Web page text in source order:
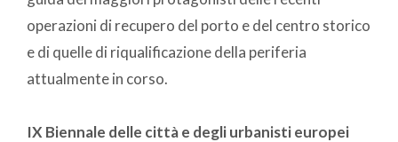
operazioni di recupero del porto e del centro storico
e di quelle di riqualificazione della periferia
attualmente in corso.
IX Biennale delle città e degli urbanisti europei